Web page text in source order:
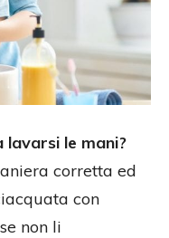
lavarsi le mani?
corretta ed
con
non li